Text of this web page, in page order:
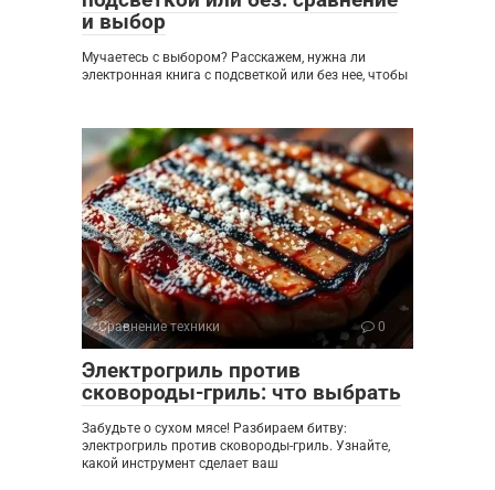
и выбор
Мучаетесь с выбором? Расскажем, нужна ли
электронная книга с подсветкой или без нее, чтобы
Сравнение техники 0
Электрогриль против
сковороды-гриль: что выбрать
Забудьте о сухом мясе! Разбираем битву:
электрогриль против сковороды-гриль. Узнайте,
какой инструмент сделает ваш